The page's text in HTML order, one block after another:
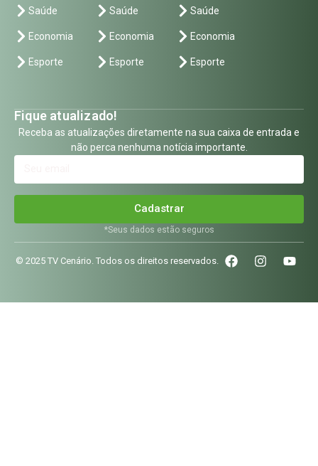
Saúde
Economia
Esporte
Saúde
Economia
Esporte
Saúde
Economia
Esporte
Fique atualizado!
Receba as atualizações diretamente na sua caixa de entrada e
não perca nenhuma notícia importante.
Cadastrar
*Seus dados estão seguros
© 2025 TV Cenário. Todos os direitos reservados.